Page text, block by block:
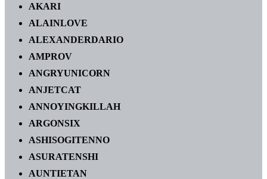
AKARI
ALAINLOVE
ALEXANDERDARIO
AMPROV
ANGRYUNICORN
ANJETCAT
ANNOYINGKILLAH
ARGONSIX
ASHISOGITENNO
ASURATENSHI
AUNTIETAN